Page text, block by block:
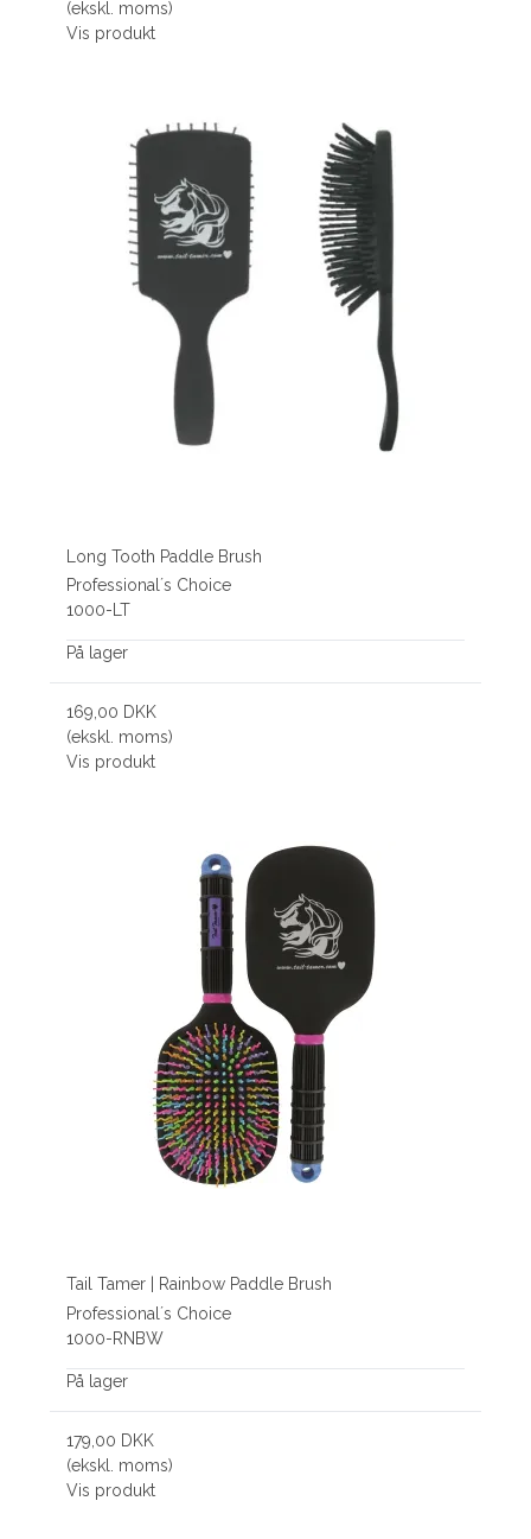
(ekskl. moms)
Vis produkt
Long Tooth Paddle Brush
Professional´s Choice
1000-LT
På lager
169,00 DKK
(ekskl. moms)
Vis produkt
Tail Tamer | Rainbow Paddle Brush
Professional´s Choice
1000-RNBW
På lager
179,00 DKK
(ekskl. moms)
Vis produkt